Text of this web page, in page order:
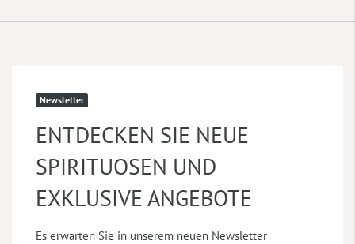
Newsletter
ENTDECKEN SIE NEUE
SPIRITUOSEN UND
EXKLUSIVE ANGEBOTE
Es erwarten Sie in unserem neuen Newsletter